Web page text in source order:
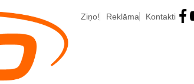
Ziņo! Reklāma Kontakti